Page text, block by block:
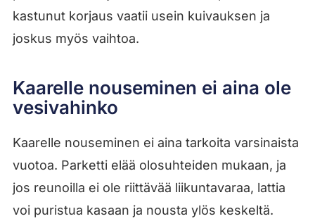
kastunut korjaus vaatii usein kuivauksen ja
joskus myös vaihtoa.
Kaarelle nouseminen ei aina ole
vesivahinko
Kaarelle nouseminen ei aina tarkoita varsinaista
vuotoa. Parketti elää olosuhteiden mukaan, ja
jos reunoilla ei ole riittävää liikuntavaraa, lattia
voi puristua kasaan ja nousta ylös keskeltä.